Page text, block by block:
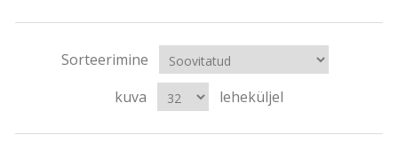
Sorteerimine
kuva
leheküljel